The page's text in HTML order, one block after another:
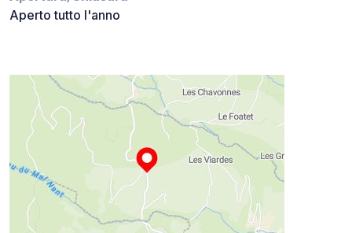
Aperto tutto l'anno